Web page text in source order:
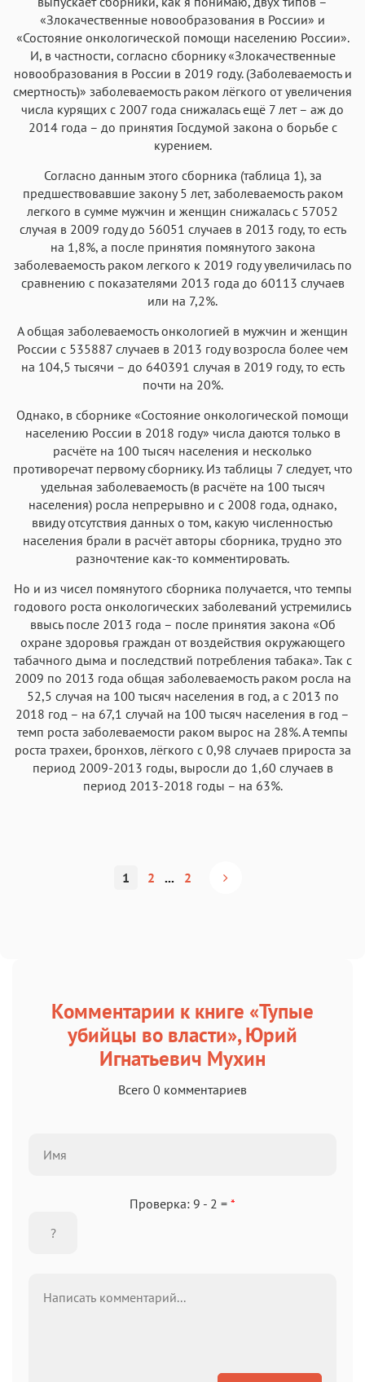
«Злокачественные новообразования в России» и
«Состояние онкологической помощи населению России».
И, в частности, согласно сборнику «Злокачественные
новообразования в России в 2019 году. (Заболеваемость и
смертность)» заболеваемость раком лёгкого от увеличения
числа курящих с 2007 года снижалась ещё 7 лет – аж до
2014 года – до принятия Госдумой закона о борьбе с
курением.
Согласно данным этого сборника (таблица 1), за
предшествовавшие закону 5 лет, заболеваемость раком
легкого в сумме мужчин и женщин снижалась с 57052
случая в 2009 году до 56051 случаев в 2013 году, то есть
на 1,8%, а после принятия помянутого закона
заболеваемость раком легкого к 2019 году увеличилась по
сравнению с показателями 2013 года до 60113 случаев
или на 7,2%.
А общая заболеваемость онкологией в мужчин и женщин
России с 535887 случаев в 2013 году возросла более чем
на 104,5 тысячи – до 640391 случая в 2019 году, то есть
почти на 20%.
Однако, в сборнике «Состояние онкологической помощи
населению России в 2018 году» числа даются только в
расчёте на 100 тысяч населения и несколько
противоречат первому сборнику. Из таблицы 7 следует, что
удельная заболеваемость (в расчёте на 100 тысяч
населения) росла непрерывно и с 2008 года, однако,
ввиду отсутствия данных о том, какую численностью
населения брали в расчёт авторы сборника, трудно это
разночтение как-то комментировать.
Но и из чисел помянутого сборника получается, что темпы
годового роста онкологических заболеваний устремились
ввысь после 2013 года – после принятия закона «Об
охране здоровья граждан от воздействия окружающего
табачного дыма и последствий потребления табака». Так с
2009 по 2013 года общая заболеваемость раком росла на
52,5 случая на 100 тысяч населения в год, а с 2013 по
2018 год – на 67,1 случай на 100 тысяч населения в год –
темп роста заболеваемости раком вырос на 28%. А темпы
роста трахеи, бронхов, лёгкого с 0,98 случаев прироста за
период 2009-2013 годы, выросли до 1,60 случаев в
период 2013-2018 годы – на 63%.
1 2 ... 2
Комментарии к книге «Тупые
убийцы во власти», Юрий
Игнатьевич Мухин
Всего 0 комментариев
Проверка: 9 - 2 = *